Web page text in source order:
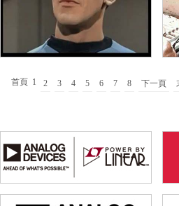
首頁 1 2 3 4 5 6 7 8 下一頁